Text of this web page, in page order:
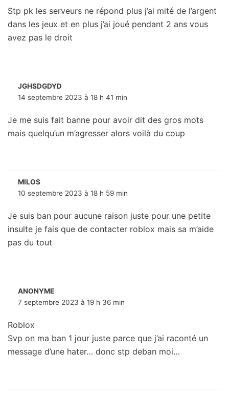
Stp pk les serveurs ne répond plus j’ai mité de l’argent
dans les jeux et en plus j’ai joué pendant 2 ans vous
avez pas le droit
JGHSDGDYD
14 septembre 2023 à 18 h 41 min
Je me suis fait banne pour avoir dit des gros mots
mais quelqu’un m’agresser alors voilà du coup
MILOS
10 septembre 2023 à 18 h 59 min
Je suis ban pour aucune raison juste pour une petite
insulte je fais que de contacter roblox mais sa m’aide
pas du tout
ANONYME
7 septembre 2023 à 19 h 36 min
Roblox
Svp on ma ban 1 jour juste parce que j’ai raconté un
message d’une hater… donc stp deban moi…